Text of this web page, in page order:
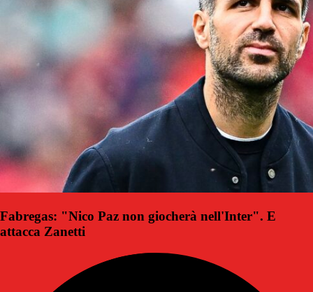
Fabregas: "Nico Paz non giocherà nell'Inter". E
attacca Zanetti